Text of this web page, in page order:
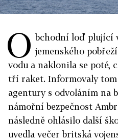
O bchodní loď plující
jemenského
vodu a naklonila se poté,
tří raket. Informovaly tom
agentury s odvoláním na
námořní bezpečnost
následně ohlásilo další
uvedla večer britská